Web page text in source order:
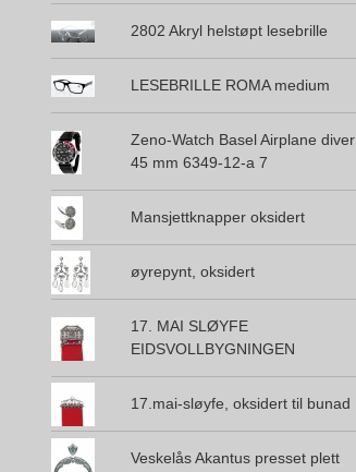
2802 Akryl helstøpt lesebrille
LESEBRILLE ROMA medium
Zeno-Watch Basel Airplane diver
45 mm 6349-12-a 7
Mansjettknapper oksidert
øyrepynt, oksidert
17. MAI SLØYFE
EIDSVOLLBYGNINGEN
17.mai-sløyfe, oksidert til bunad
Veskelås Akantus presset plett